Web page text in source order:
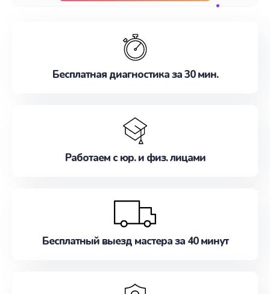
наилучшим образом. Не медлите записаться на
Бесплатная диагностика за 30 мин.
Работаем с юр. и физ. лицами
Бесплатный выезд мастера за 40 минут